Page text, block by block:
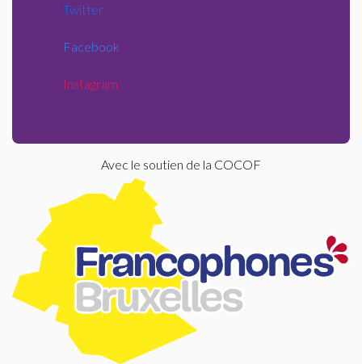
Twitter
Facebook
Instagram
Avec le soutien de la COCOF